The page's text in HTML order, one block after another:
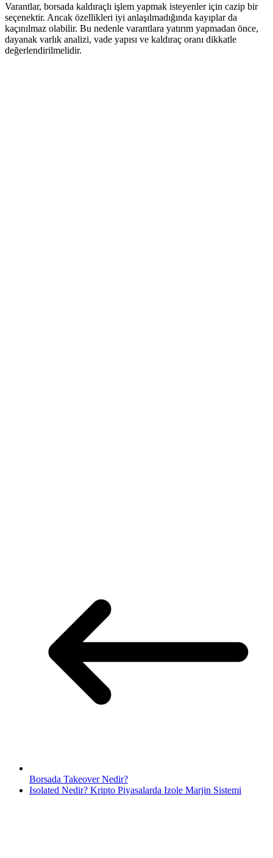
Varantlar, borsada kaldıraçlı işlem yapmak isteyenler için cazip bir
seçenektir. Ancak özellikleri iyi anlaşılmadığında kayıplar da
kaçınılmaz olabilir. Bu nedenle varantlara yatırım yapmadan önce,
dayanak varlık analizi, vade yapısı ve kaldıraç oranı dikkatle
değerlendirilmelidir.
Borsada Takeover Nedir?
Isolated Nedir? Kripto Piyasalarda Izole Marjin Sistemi